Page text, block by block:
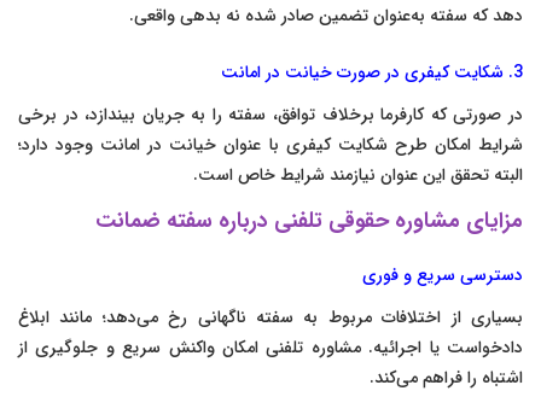
دهد که سفته به‌عنوان تضمین صادر شده نه بدهی واقعی.
3. شکایت کیفری در صورت خیانت در امانت
در صورتی که کارفرما برخلاف توافق، سفته را به جریان بیندازد، در برخی
شرایط امکان طرح شکایت کیفری با عنوان خیانت در امانت وجود دارد؛
البته تحقق این عنوان نیازمند شرایط خاص است.
مزایای مشاوره حقوقی تلفنی درباره سفته ضمانت
دسترسی سریع و فوری
بسیاری از اختلافات مربوط به سفته ناگهانی رخ می‌دهد؛ مانند ابلاغ
دادخواست یا اجرائیه. مشاوره تلفنی امکان واکنش سریع و جلوگیری از
اشتباه را فراهم می‌کند.